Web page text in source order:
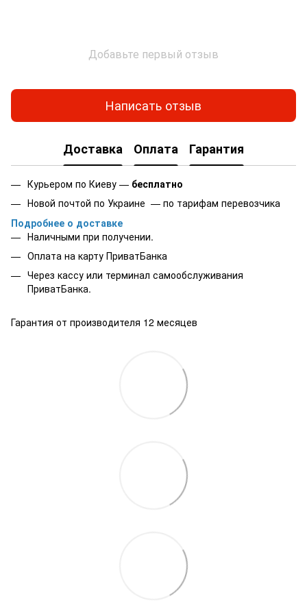
Добавьте первый отзыв
Написать отзыв
Доставка Оплата Гарантия
Курьером по Киеву — бесплатно
Новой почтой по Украине — по тарифам перевозчика
Подробнее о доставке
Наличными при получении.
Оплата на карту ПриватБанка
Через кассу или терминал самообслуживания
ПриватБанка.
Гарантия от производителя 12 месяцев